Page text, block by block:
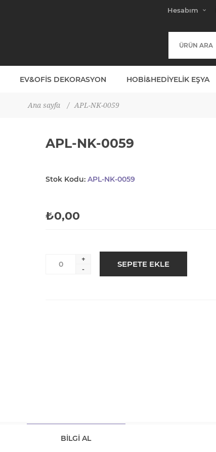
Hesabım
EV&OFIS DEKORASYON HOBI&HEDIYELIK EŞYA
Ana sayfa / APL-NK-0059
APL-NK-0059
Stok Kodu: APL-NK-0059
₺0,00
+
-
BILGI AL